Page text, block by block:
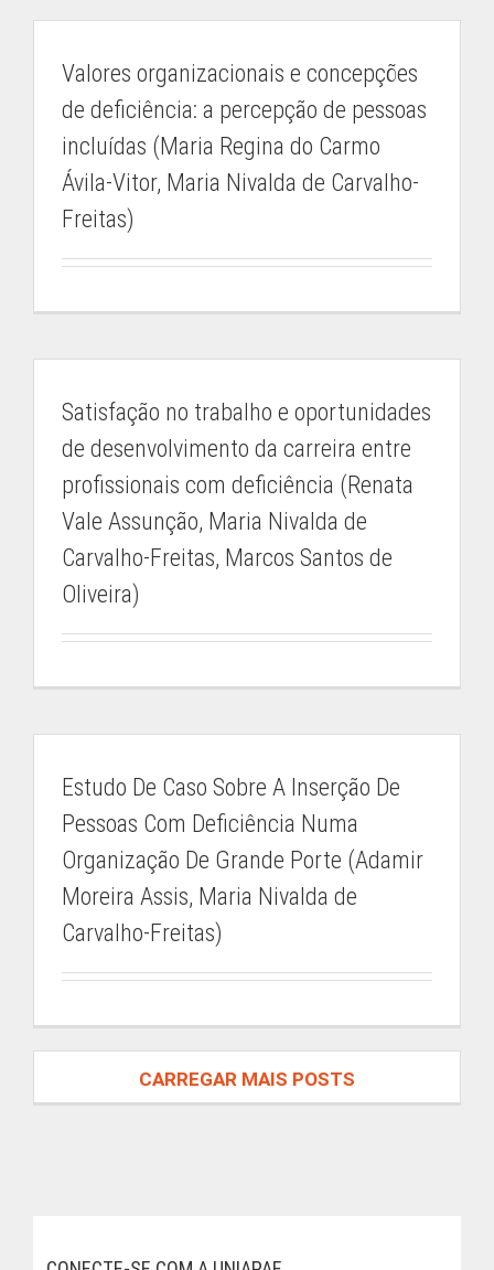
Valores organizacionais e concepções
de deficiência: a percepção de pessoas
incluídas (Maria Regina do Carmo
Ávila-Vitor, Maria Nivalda de Carvalho-
Freitas)
Satisfação no trabalho e oportunidades
de desenvolvimento da carreira entre
profissionais com deficiência (Renata
Vale Assunção, Maria Nivalda de
Carvalho-Freitas, Marcos Santos de
Oliveira)
Estudo De Caso Sobre A Inserção De
Pessoas Com Deficiência Numa
Organização De Grande Porte (Adamir
Moreira Assis, Maria Nivalda de
Carvalho-Freitas)
CARREGAR MAIS POSTS
IEP-MG
Rua dos Timbiras, nº 2072
Belo Horizonte / Minas Gerais
federacao@apaemg.org.br
(31) 3291-6558
08h às 12h e 13h às 18h
CENTRAL DE RELACIONAMENTO
Secretaria Acadêmica
secretariaacademica.iep@apaemg.org.br
ENCONTRE UM CONTEÚDO
Buscar
ÁREA DO ALUNO